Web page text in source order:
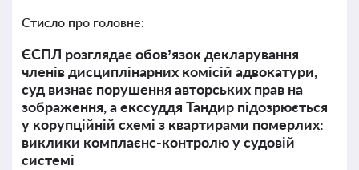
Стисло про головне:
ЄСПЛ розглядає обов’язок декларування
членів дисциплінарних комісій адвокатури,
суд визнає порушення авторських прав на
зображення, а екссуддя Тандир підозрюється
у корупційній схемі з квартирами померлих:
виклики комплаєнс-контролю у судовій
системі